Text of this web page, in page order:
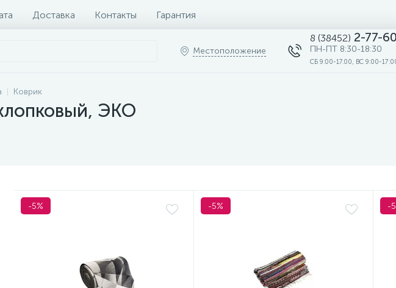
Доставка Контакты Гарантия
Местоположение
8 (38452) 2-77-60
ПН-ПТ 8:30-18:30
СБ 9:00-17.00, ВС 9:00-
Коврик
ЭКО
-5% -5% -